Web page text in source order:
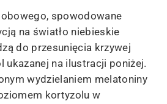
spowodowane
na światło niebieskie
do przesunięcia krzywej
ukazanej na ilustracji poniżej.
wydzielaniem melatoniny
kortyzolu w